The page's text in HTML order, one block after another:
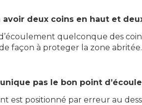
deux coins en haut et
quelconque des
façon à proteger la zone abritée.
pas le bon point
est positionné par erreur au